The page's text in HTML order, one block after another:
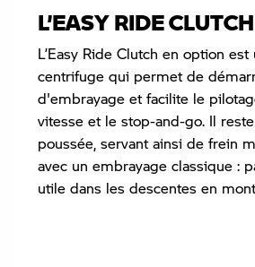
L’EASY RIDE
L’Easy Ride Clutch en option
centrifuge qui permet de
d'embrayage et facilite le
vitesse et le stop-and-go. Il
poussée, servant ainsi de frein
avec un embrayage classique :
utile dans les descentes en